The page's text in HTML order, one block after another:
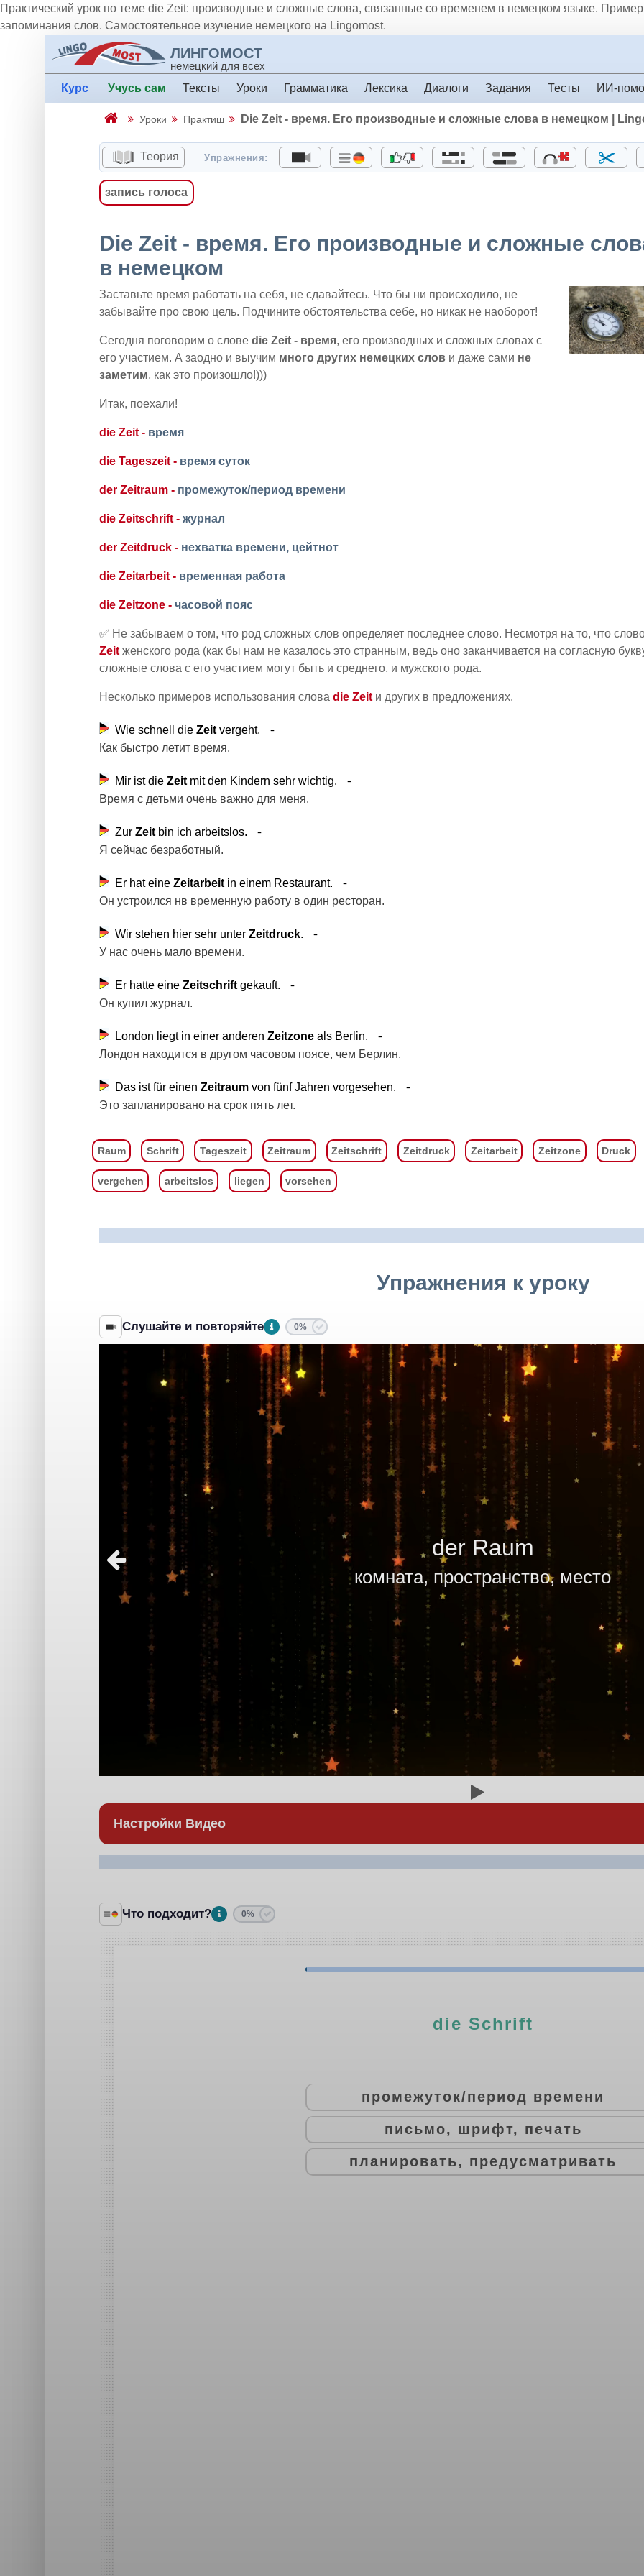
Практический урок по теме die Zeit: производные и сложные слова, связанные со временем в немецком языке.
запоминания слов. Самостоятельное изучение немецкого на Lingomost.
ЛИНГОМОСТ
немецкий для всех
Курс
Учусь сам Тексты Уроки Грамматика Лексика Диалоги Задания Тесты ИИ-
Уроки Практиш Die Zeit - время. Его производные и сложные слова в немецком |
Теория Упражнения:
запись голоса
Die Zeit - время. Его производные и сложные
в немецком
Заставьте время работать на себя, не сдавайтесь. Что бы ни происходило, не
забывайте про свою цель. Подчините обстоятельства себе, но никак не наоборот!
Сегодня поговорим о слове die Zeit - время, его производных и сложных словах с
его участием. А заодно и выучим много других немецких слов и даже сами не
заметим, как это произошло!)))
Итак, поехали!
die Zeit - время
die Tageszeit - время суток
der Zeitraum - промежуток/период времени
die Zeitschrift - журнал
der Zeitdruck - нехватка времени, цейтнот
die Zeitarbeit - временная работа
die Zeitzone - часовой пояс
✅ Не забываем о том, что род сложных слов определяет последнее слово. Несмотря на то, что
Zeit женского рода (как бы нам не казалось это странным, ведь оно заканчивается на согласную
сложные слова с его участием могут быть и среднего, и мужского рода.
Несколько примеров использования слова die Zeit и других в предложениях.
Wie schnell die Zeit vergeht.
Как быстро летит время.
Mir ist die Zeit mit den Kindern sehr wichtig.
Время с детьми очень важно для меня.
Zur Zeit bin ich arbeitslos.
Я сейчас безработный.
Er hat eine Zeitarbeit in einem Restaurant.
Он устроился нв временную работу в один ресторан.
Wir stehen hier sehr unter Zeitdruck.
У нас очень мало времени.
Er hatte eine Zeitschrift gekauft.
Он купил журнал.
London liegt in einer anderen Zeitzone als Berlin.
Лондон находится в другом часовом поясе, чем Берлин.
Das ist für einen Zeitraum von fünf Jahren vorgesehen.
Это запланировано на срок пять лет.
Raum Schrift Tageszeit Zeitraum Zeitschrift Zeitdruck Zeitarbeit Zeitzone Druck
vergehen arbeitslos liegen vorsehen
Упражнения к уроку
Слушайте и повторяйте 0%
der Raum
комната, пространство, место
Настройки Видео
Что подходит? 0%
die Schrift
промежуток/период времени
письмо, шрифт, печать
планировать, предусматривать